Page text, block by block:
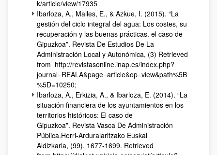
k/article/view/17935
Ibarloza, A., Malles, E., & Azkue, I. (2015). “La
gestión del ciclo integral del agua: Los costes, su
recuperación y las buenas prácticas. el caso de
Gipuzkoa”. Revista De Estudios De La
Administración Local y Autonómica, (3) Retrieved
from http://revistasonline.inap.es/index.php?
journal=REALA&page=article&op=view&path%5B
%5D=10250;
Ibarloza, A., Erkizia, A., & Ibarloza, E. (2014). “La
situación financiera de los ayuntamientos en los
territorios históricos: El caso de
Gipuzkoa”. Revista Vasca De Administración
Pública.Herri-Arduralaritzako Euskal
Aldizkaria, (99), 1677-1699. Retrieved